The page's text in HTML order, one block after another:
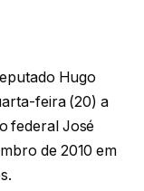
Hugo
feira (20) a
federal José
de 2010 em